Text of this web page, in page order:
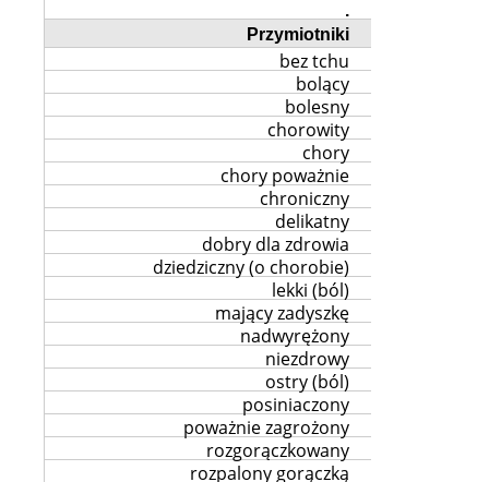
.
Przymiotniki
bez tchu
bolący
bolesny
chorowity
chory
chory poważnie
chroniczny
delikatny
dobry dla zdrowia
dziedziczny (o chorobie)
lekki (ból)
mający zadyszkę
nadwyrężony
niezdrowy
ostry (ból)
posiniaczony
poważnie zagrożony
rozgorączkowany
rozpalony gorączką